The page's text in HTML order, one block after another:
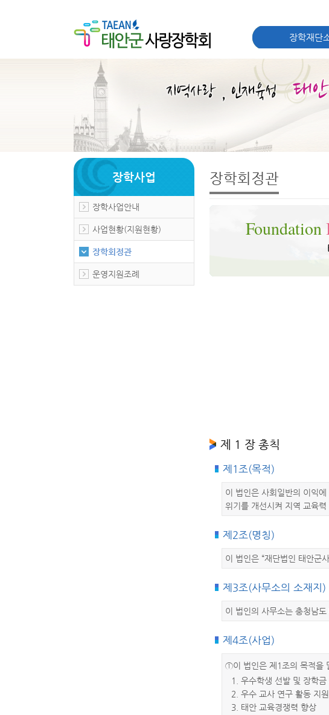
장학재단
장학사업
장학사업안내
사업현황(지원현황)
장학회정관
운영지원조례
장학회정관
Foundation
제 1 장 총칙
제1조(목적)
이 법인은 사회일반의 이익
위기를 개선시켜 지역 교육력
제2조(명칭)
이 법인은 “재단법인 태안군
제3조(사무소의 소재지)
이 법인의 사무소는 충청남
제4조(사업)
①이 법인은 제1조의 목적을
1. 우수학생 선발 및 장학금
2. 우수 교사 연구 활동 지원
3. 태안 교육경쟁력 향상